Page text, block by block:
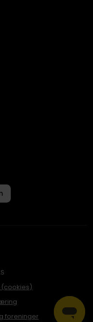
foreninger